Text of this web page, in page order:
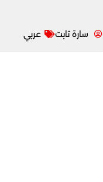
سارة تابت عربي